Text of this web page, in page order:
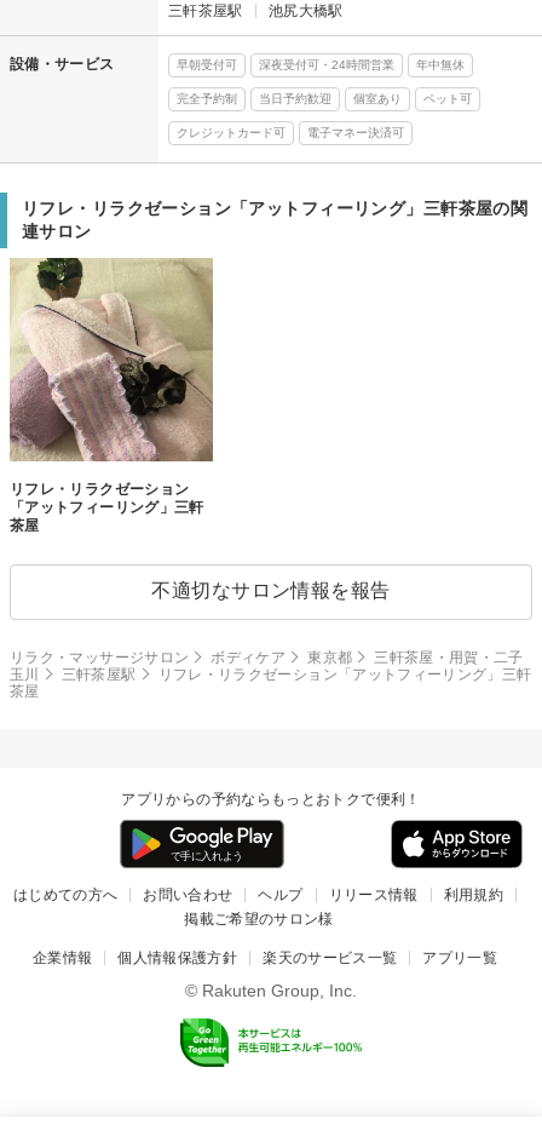
三軒茶屋駅
池尻大橋駅
設備・サービス 早朝受付可 深夜受付可・24時間営業 年中無休
完全予約制 当日予約歓迎 個室あり ペット可
クレジットカード可 電子マネー決済可
リフレ・リラクゼーション「アットフィーリング」三軒茶屋の関
連サロン
リフレ・リラクゼーション
「アットフィーリング」三軒
茶屋
不適切なサロン情報を報告
リラク・マッサージサロン ボディケア 東京都
三軒茶屋・用賀・二子
玉川
三軒茶屋駅
リフレ・リラクゼーション「アットフィーリング」三軒
茶屋
アプリからの予約ならもっとおトクで便利！
はじめての方へ お問い合わせ ヘルプ リリース情報
利用規約
掲載ご希望のサロン様
企業情報 個人情報保護方針 楽天のサービス一覧 アプリ一覧
© Rakuten Group, Inc.